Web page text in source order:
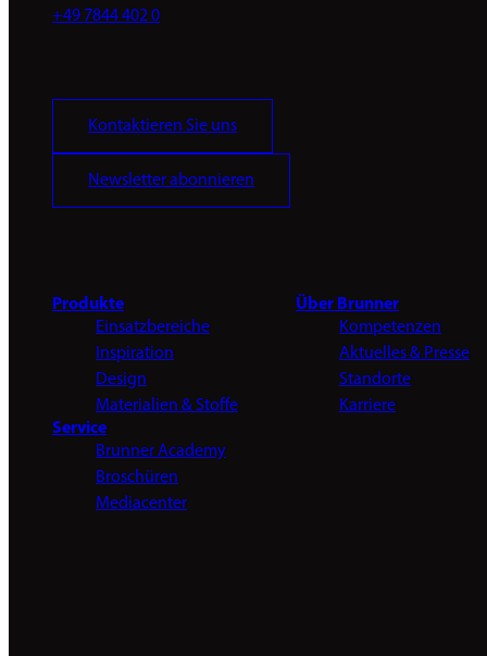
+49 7844 402 0
Kontaktieren Sie uns
Newsletter abonnieren
Produkte
Einsatzbereiche
Inspiration
Design
Materialien & Stoffe
Über Brunner
Kompetenzen
Aktuelles & Presse
Standorte
Karriere
Service
Brunner Academy
Broschüren
Mediacenter